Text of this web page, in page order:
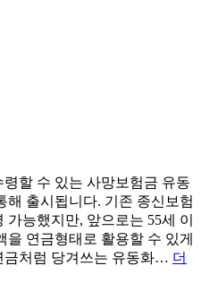
할 수 있는 사망보험금 유동
해 출시됩니다. 기존 종신보험
능했지만, 앞으로는 55세 이
연금형태로 활용할 수 있게
금처럼 당겨쓰는 유동화… 더